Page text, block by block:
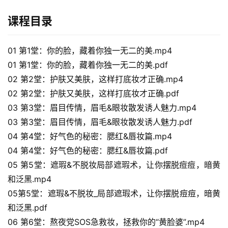
课程目录
01 第1堂：你的脸，藏着你独一无二的美.mp4
01 第1堂：你的脸，藏着你独一无二的美.pdf
02 第2堂：护肤又美肤，这样打底妆才正确.mp4
02 第2堂：护肤又美肤，这样打底妆才正确.pdf
03 第3堂：眉目传情，眉毛&眼妆散发诱人魅力.mp4
03 第3堂：眉目传情，眉毛&眼妆散发诱人魅力.pdf
04 第4堂：好气色的秘密：腮红&唇妆篇.mp4
04 第4堂：好气色的秘密：腮红&唇妆篇.pdf
05 第5堂：遮瑕&不脱妆局部遮瑕术，让你摆脱痘痘，暗黄
和泛黑.mp4
05第5堂：遮瑕&不脱妆_局部遮瑕术，让你摆脱痘痘，暗黄
和泛黑.pdf
06 第6堂：熬夜党SOS急救妆，拯救你的“黄脸婆”.mp4